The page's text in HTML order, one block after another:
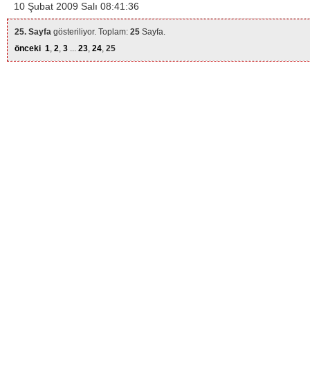
10 Şubat 2009 Salı 08:41:36
25. Sayfa gösteriliyor. Toplam: 25 Sayfa.
önceki 1, 2, 3 ... 23, 24, 25